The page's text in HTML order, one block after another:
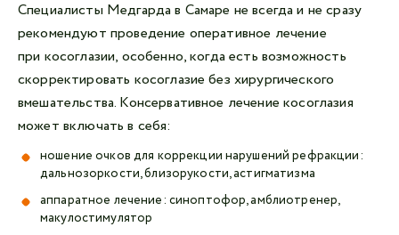
Специалисты Медгарда в Самаре не всегда и не сразу
рекомендуют проведение оперативное лечение
при косоглазии, особенно, когда есть возможность
скорректировать косоглазие без хирургического
вмешательства. Консервативное лечение косоглазия
может включать в себя:
ношение очков для коррекции нарушений рефракции:
дальнозоркости, близорукости, астигматизма
аппаратное лечение: синоптофор, амблиотренер,
макулостимулятор